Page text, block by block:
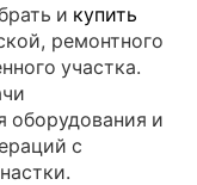
и купить
ремонтного
участка.
оборудования и
с